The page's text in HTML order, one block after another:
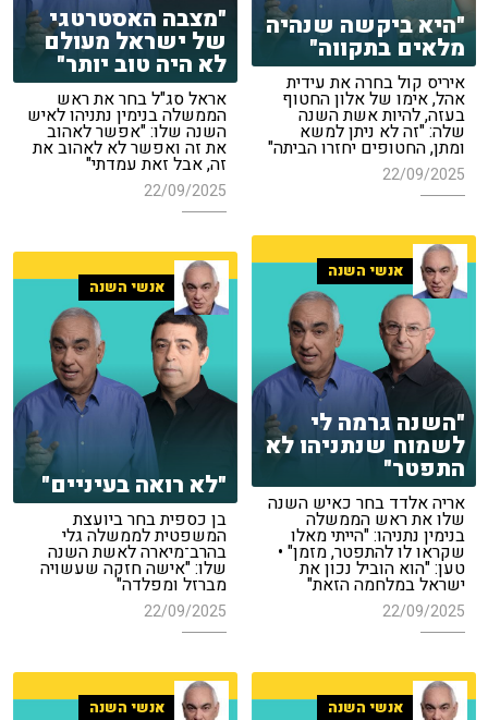
"היא ביקשה שנהיה
מלאים בתקווה"
איריס קול בחרה את עידית
אהל, אימו של אלון החטוף
בעזה, להיות אשת השנה
שלה: "זה לא ניתן למשא
ומתן, החטופים יחזרו הביתה"
22/09/2025
"מצבה האסטרטגי
של ישראל מעולם
לא היה טוב יותר"
אראל סג"ל בחר את ראש
הממשלה בנימין נתניהו לאיש
השנה שלו: "אפשר לאהוב
את זה ואפשר לא לאהוב את
זה, אבל זאת עמדתי"
22/09/2025
אנשי השנה
"השנה גרמה לי
לשמוח שנתניהו לא
התפטר"
אריה אלדד בחר כאיש השנה
שלו את ראש הממשלה
בנימין נתניהו: "הייתי מאלו
שקראו לו להתפטר, מזמן" •
טען: "הוא הוביל נכון את
ישראל במלחמה הזאת"
22/09/2025
אנשי השנה
"לא רואה בעיניים"
בן כספית בחר ביועצת
המשפטית לממשלה גלי
בהרב־מיארה לאשת השנה
שלו: "אישה חזקה שעשויה
מברזל ומפלדה"
22/09/2025
אנשי השנה אנשי השנה